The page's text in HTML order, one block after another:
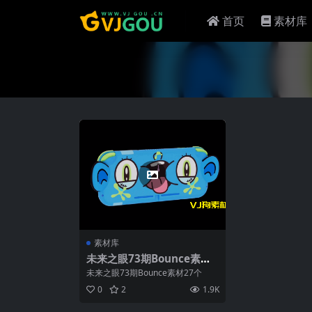
首页 素材库
素材库
未来之眼73期Bounce素材2
7个
未来之眼73期Bounce素材27个
0
2 1.9K